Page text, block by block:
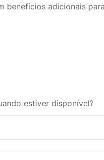
benefícios adicionais
estiver disponível?